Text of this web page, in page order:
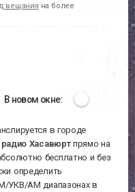
вещания на более
В новом окне:
в городе
радио Хасавюртпрямо на
бесплатно и без
определить
УКВ/АМ диапазонах в